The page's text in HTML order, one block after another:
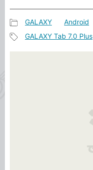
事
カ
GALAXY Android
GALAXY Tab 7.0 Plus